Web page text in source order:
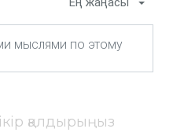
қалдырыңыз